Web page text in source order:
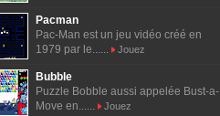
Pacman
Pac-Man est un jeu vidéo créé en
1979 par le......
Jouez
Bubble
Puzzle Bobble aussi appelée Bust-a-
Move en......
Jouez